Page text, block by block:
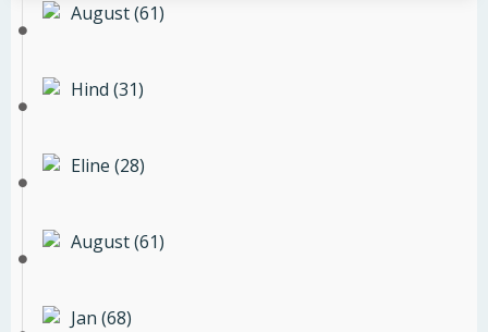
August (61)
Hind (31)
Eline (28)
August (61)
Jan (68)